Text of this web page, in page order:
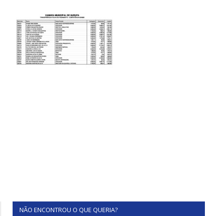
NÃO ENCONTROU O QUE QUERIA?